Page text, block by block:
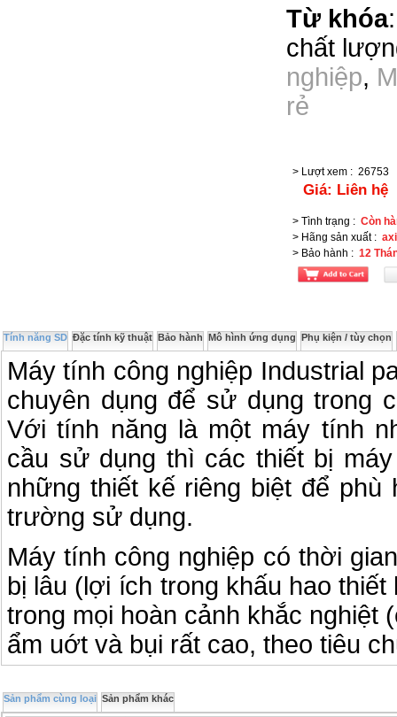
Từ khóa
chất
nghiệp,
rẻ
> Lượt xem : 26753
Giá: Liên hệ
> Tình trạng : Còn
> Hãng sản xuất:
> Bảo hành : 12
Tính năng SD Đặc tính kỹ thuật Bảo hành Mô hình ứng dụng Phụ kiện / tùy chọn
Máy tính công nghiệp Industrial
chuyên dụng để sử dụng trong
Với tính năng là một máy tính
cầu sử dụng thì các thiết bị
những thiết kế riêng biệt để
trường sử dụng.
Máy tính công nghiệp có thời
bị lâu (lợi ích trong khấu hao
trong mọi hoàn cảnh khắc nghiệt
ẩm uớt và bụi rất cao, theo tiêu
Sản phẩm cùng loại Sản phẩm khác